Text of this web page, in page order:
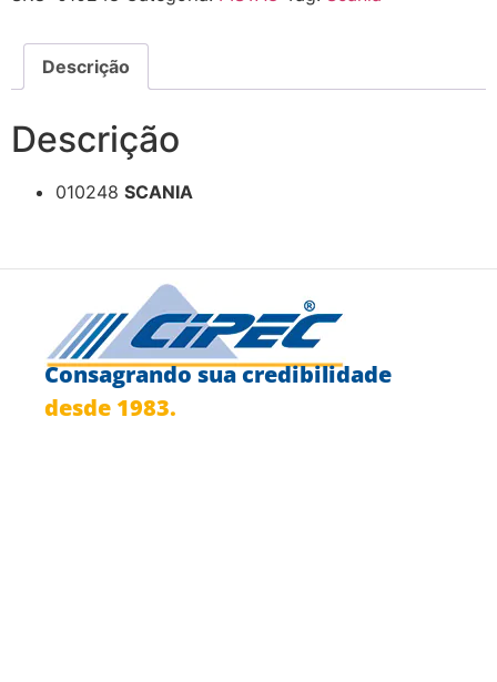
Descrição
Descrição
010248 SCANIA
Consagrando sua credibilidade
desde 1983.